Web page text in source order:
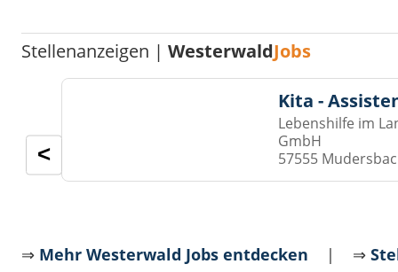
Stellenanzeigen |WesterwaldJobs
Kita -
Lebenshilfe im
GmbH
57555
<
⇒ Mehr Westerwald Jobs entdecken | ⇒